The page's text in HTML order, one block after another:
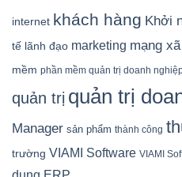
internet khách hàng Khởi
tế lãnh đạo marketing mạng
mềm phần mềm quản trị doanh
quản trị quản trị
Manager sản phẩm thành công
trường VIAMI Software VIAMI